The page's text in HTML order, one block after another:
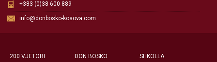
+383 (0)38 600 889
info@donbosko-kosova.com
200 VJETORI DON BOSKO SHKOLLA